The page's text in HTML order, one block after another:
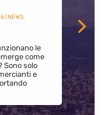
| NEWS,
le
come
Sono solo
e